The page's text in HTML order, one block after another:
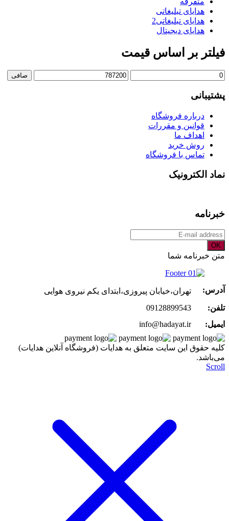
هدایای تبلیغاتی
هدایای تبلیغاتی2
هدایای دیجیتال
فیلتر بر اساس قیمت
حداقل
حداكثر
صافی
پشتیبانی
درباره فروشگاه
قوانین و مقررات
اهداف ما
روش خرید
تماس با فروشگاه
نماد الکترونیک
خبرنامه
OK
متن خبرنامه شما
آدرس:
تهران،خیابان پیروزی،ابتدای یکم نیروی هوایی
تلفن:
09128899543
ایمیل:
info@hadayat.ir
کليه حقوق اين سايت متعلق به هدایات (فروشگاه آنلاین هدایات)
می‌باشد.
Scroll